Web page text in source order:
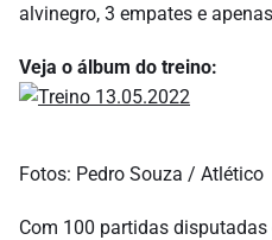
alvinegro, 3 empates e
Veja o álbum do treino:
Fotos: Pedro Souza / Atlético
Com 100 partidas